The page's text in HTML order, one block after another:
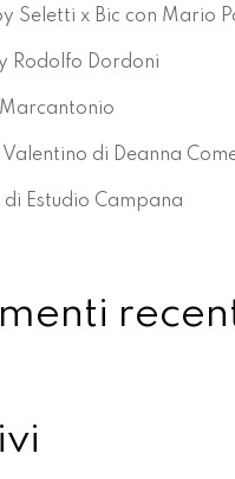
Seletti x Bic con Mario
Rodolfo Dordoni
di Deanna
di Estudio Campana